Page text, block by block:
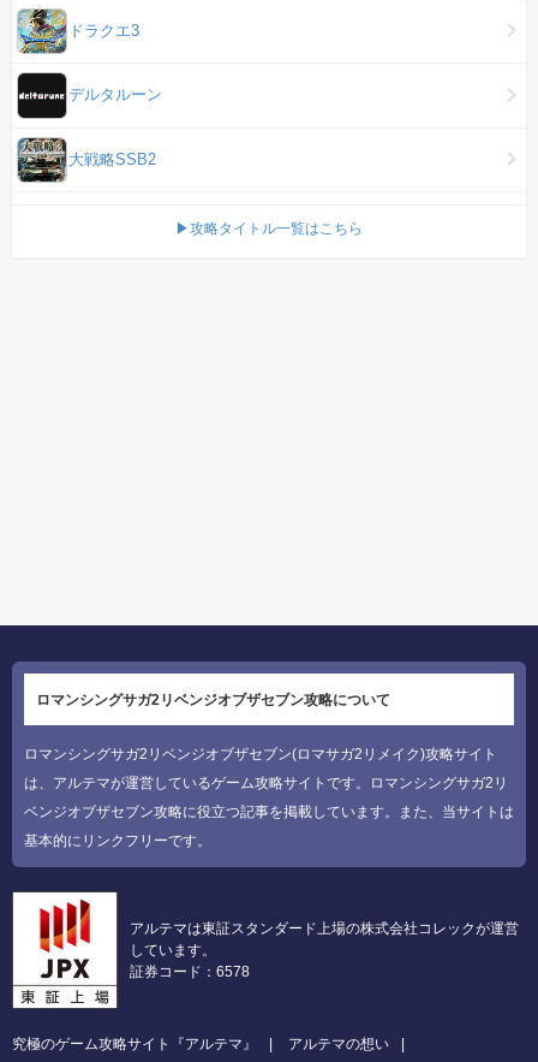
ドラクエ3
デルタルーン
大戦略SSB2
▶攻略タイトル一覧はこちら
ロマンシングサガ2リベンジオブザセブン攻略について
ロマンシングサガ2リベンジオブザセブン(ロマサガ2リメイク)攻略サイト
は、アルテマが運営しているゲーム攻略サイトです。ロマンシングサガ2リ
ベンジオブザセブン攻略に役立つ記事を掲載しています。また、当サイトは
基本的にリンクフリーです。
アルテマは東証スタンダード上場の株式会社コレックが運営
しています。
証券コード：6578
究極のゲーム攻略サイト『アルテマ』 アルテマの想い